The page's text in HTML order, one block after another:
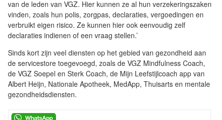
van de leden van VGZ. Hier kunnen ze al hun verzekeringszaken
vinden, zoals hun polis, zorgpas, declaraties, vergoedingen en
verbruikt eigen risico. Ze kunnen hier ook eenvoudig zelf
declaraties indienen of een vraag stellen.’
Sinds kort zijn veel diensten op het gebied van gezondheid aan
de servicestore toegevoegd, zoals de VGZ Mindfulness Coach,
de VGZ Soepel en Sterk Coach, de Mijn Leefstijlcoach app van
Albert Heijn, Nationale Apotheek, MedApp, Thuisarts en mentale
gezondheidsdiensten.